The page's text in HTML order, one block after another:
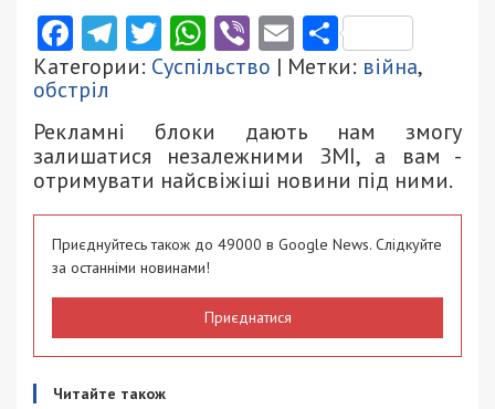
Facebook
Telegram
Twitter
WhatsApp
ViberEmail
Категории: Суспільство | Метки: війна,
обстріл
Рекламні блоки дають нам змогу
залишатися незалежними ЗМІ, а вам -
отримувати найсвіжіші новини під ними.
Приєднуйтесь також до 49000 в Google News. Слідкуйте
за останніми новинами!
Приєднатися
Читайте також